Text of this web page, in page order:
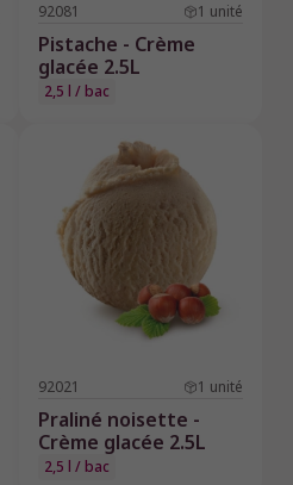
92081 1 unité
Pistache - Crème
glacée 2.5L
2,5 l / bac
92021 1 unité
Praliné noisette -
Crème glacée 2.5L
2,5 l / bac